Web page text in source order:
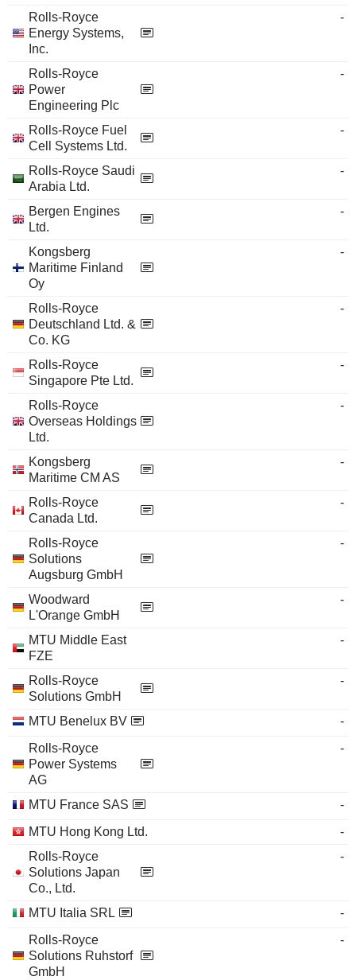
Rolls-Royce
Energy Systems,
Inc.
-
Rolls-Royce
Power
Engineering Plc
-
Rolls-Royce Fuel
Cell Systems Ltd.
-
Rolls-Royce Saudi
Arabia Ltd.
-
Bergen Engines
Ltd.
-
Kongsberg
Maritime Finland
Oy
-
Rolls-Royce
Deutschland Ltd. &
Co. KG
-
Rolls-Royce
Singapore Pte Ltd.
-
Rolls-Royce
Overseas Holdings
Ltd.
-
Kongsberg
Maritime CM AS
-
Rolls-Royce
Canada Ltd.
-
Rolls-Royce
Solutions
Augsburg GmbH
-
Woodward
L'Orange GmbH
-
MTU Middle East
FZE
-
Rolls-Royce
Solutions GmbH
-
MTU Benelux BV
-
Rolls-Royce
Power Systems
AG
-
MTU France SAS
-
MTU Hong Kong Ltd.
-
Rolls-Royce
Solutions Japan
Co., Ltd.
-
MTU Italia SRL
-
Rolls-Royce
Solutions Ruhstorf
GmbH
-